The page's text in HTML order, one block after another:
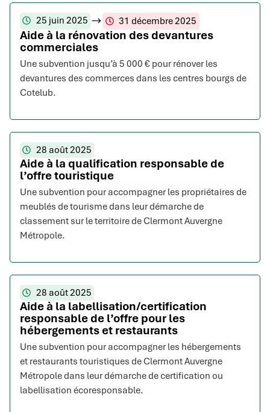
25 juin 2025 31 décembre 2025
Aide à la rénovation des devantures
commerciales
Une subvention jusqu’à 5 000 € pour rénover les
devantures des commerces dans les centres bourgs de
Cotelub.
28 août 2025
Aide à la qualification responsable de
l’offre touristique
Une subvention pour accompagner les propriétaires de
meublés de tourisme dans leur démarche de
classement sur le territoire de Clermont Auvergne
Métropole.
28 août 2025
Aide à la labellisation/certification
responsable de l’offre pour les
hébergements et restaurants
Une subvention pour accompagner les hébergements
et restaurants touristiques de Clermont Auvergne
Métropole dans leur démarche de certification ou
labellisation écoresponsable.